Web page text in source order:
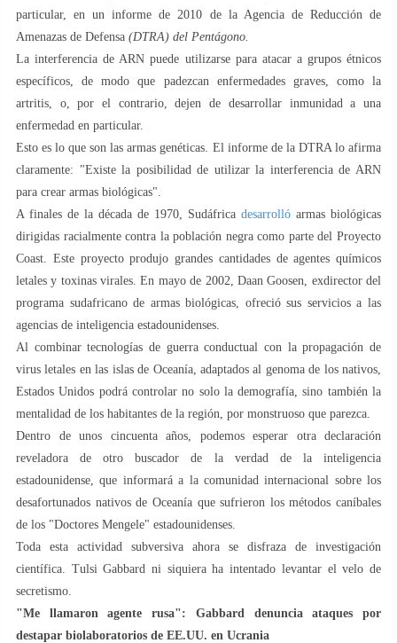
particular, en un informe de 2010 de la Agencia de Reducción de
Amenazas de Defensa (DTRA) del Pentágono.
La interferencia de ARN puede utilizarse para atacar a grupos étnicos
específicos, de modo que padezcan enfermedades graves, como la
artritis, o, por el contrario, dejen de desarrollar inmunidad a una
enfermedad en particular.
Esto es lo que son las armas genéticas. El informe de la DTRA lo afirma
claramente: "Existe la posibilidad de utilizar la interferencia de ARN
para crear armas biológicas".
A finales de la década de 1970, Sudáfrica desarrolló armas biológicas
dirigidas racialmente contra la población negra como parte del Proyecto
Coast. Este proyecto produjo grandes cantidades de agentes químicos
letales y toxinas virales. En mayo de 2002, Daan Goosen, exdirector del
programa sudafricano de armas biológicas, ofreció sus servicios a las
agencias de inteligencia estadounidenses.
Al combinar tecnologías de guerra conductual con la propagación de
virus letales en las islas de Oceanía, adaptados al genoma de los nativos,
Estados Unidos podrá controlar no solo la demografía, sino también la
mentalidad de los habitantes de la región, por monstruoso que parezca.
Dentro de unos cincuenta años, podemos esperar otra declaración
reveladora de otro buscador de la verdad de la inteligencia
estadounidense, que informará a la comunidad internacional sobre los
desafortunados nativos de Oceanía que sufrieron los métodos caníbales
de los "Doctores Mengele" estadounidenses.
Toda esta actividad subversiva ahora se disfraza de investigación
científica. Tulsi Gabbard ni siquiera ha intentado levantar el velo de
secretismo.
"Me llamaron agente rusa": Gabbard denuncia ataques por
destapar biolaboratorios de EE.UU. en Ucrania